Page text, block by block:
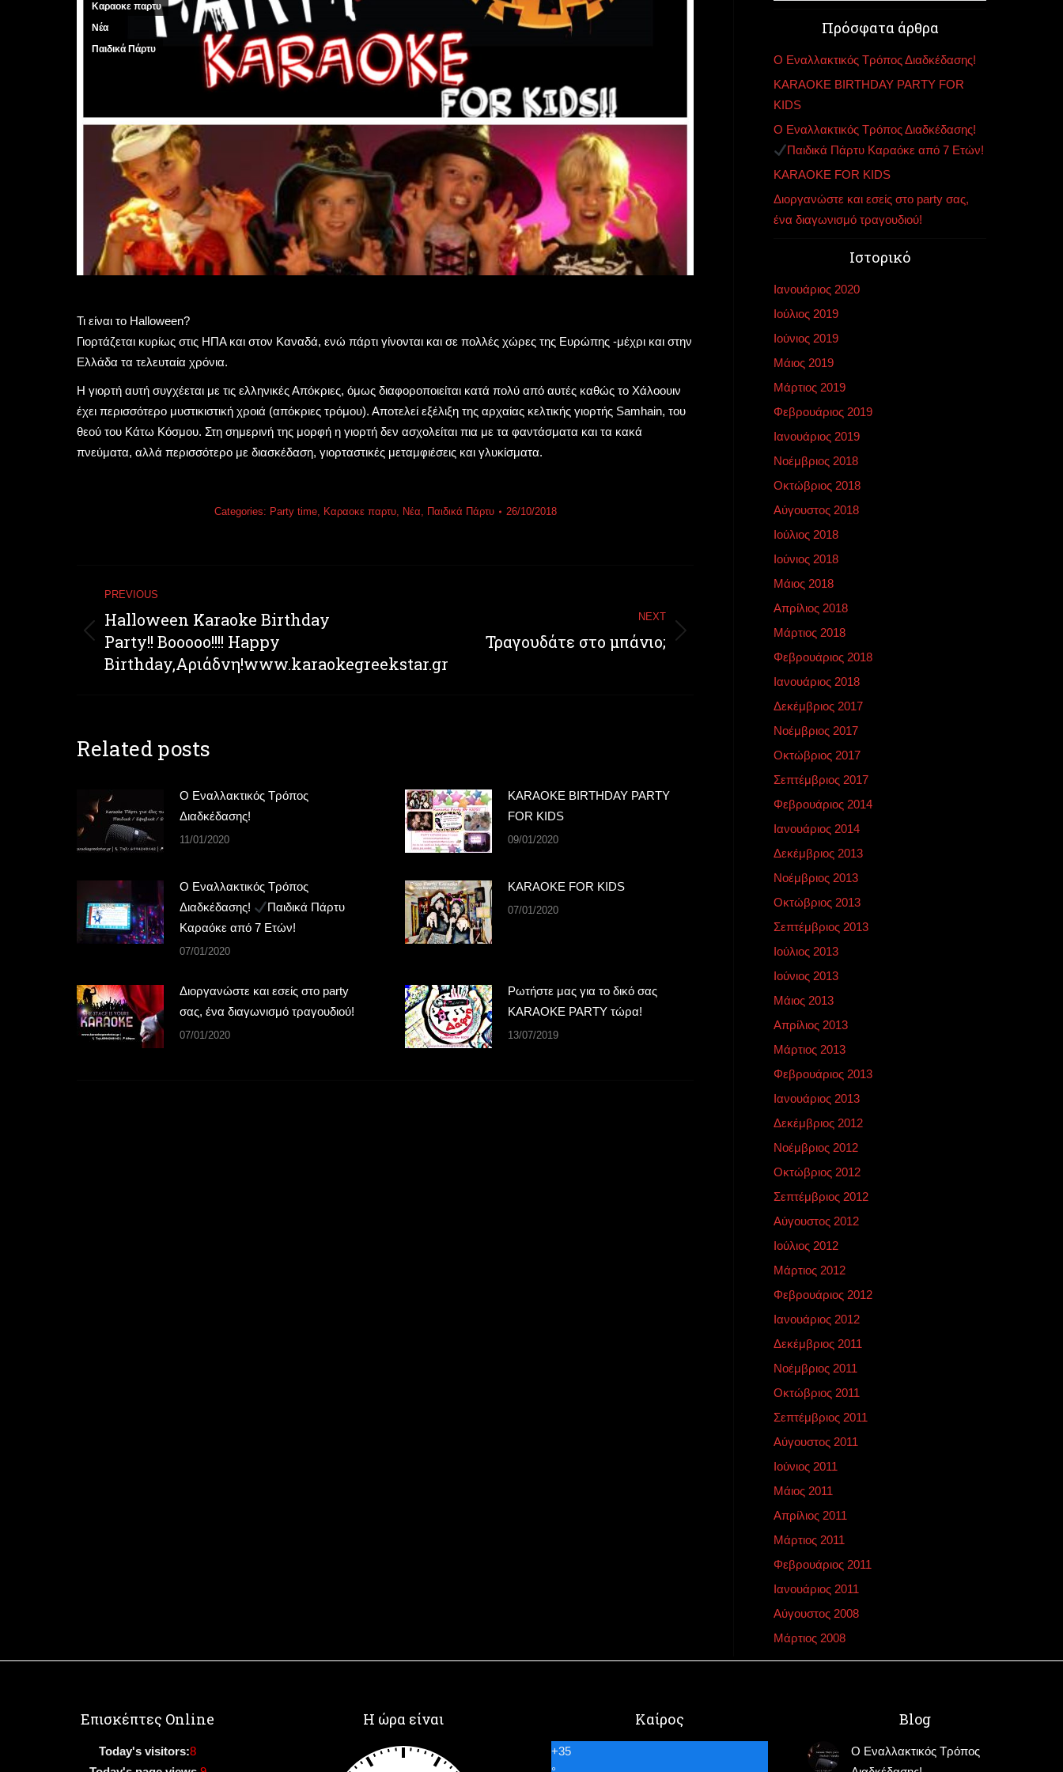
Καραοκε παρτυ
Νέα
Παιδικά Πάρτυ
Τι είναι το Halloween?
Γιορτάζεται κυρίως στις ΗΠΑ και στον Καναδά, ενώ πάρτι γίνονται και σε πολλές χώρες της Ευρώπης -μέχρι και στην
Ελλάδα τα τελευταία χρόνια.
Η γιορτή αυτή συγχέεται με τις ελληνικές Απόκριες, όμως διαφοροποιείται κατά πολύ από αυτές καθώς το Χάλοουιν
έχει περισσότερο μυστικιστική χροιά (απόκριες τρόμου). Αποτελεί εξέλιξη της αρχαίας κελτικής γιορτής Samhain, του
θεού του Κάτω Κόσμου. Στη σημερινή της μορφή η γιορτή δεν ασχολείται πια με τα φαντάσματα και τα κακά
πνεύματα, αλλά περισσότερο με διασκέδαση, γιορταστικές μεταμφιέσεις και γλυκίσματα.
Categories: Party time, Καραοκε παρτυ, Νέα, Παιδικά Πάρτυ 26/10/2018
Post
navigation
PREVIOUS
Previous
post:
Halloween Karaoke Birthday
Party!! Booooo!!!! Happy
Birthday,Αριάδνη!www.karaokegreekstar.gr
NEXT
post:
Τραγουδάτε στο μπάνιο;
Related posts
Ο Εναλλακτικός Τρόπος
Διαδκέδασης!
11/01/2020
KARAOKE BIRTHDAY PARTY
FOR KIDS
09/01/2020
Ο Εναλλακτικός Τρόπος
Διαδκέδασης!
Παιδικά Πάρτυ
Καραόκε από 7 Ετών!
07/01/2020
KARAOKE FOR KIDS
07/01/2020
Διοργανώστε και εσείς στο party
σας, ένα διαγωνισμό τραγουδιού!
07/01/2020
Ρωτήστε μας για το δικό σας
KARAOKE PARTY τώρα!
13/07/2019
Πρόσφατα άρθρα
Ο Εναλλακτικός Τρόπος Διαδκέδασης!
KARAOKE BIRTHDAY PARTY FOR
KIDS
Ο Εναλλακτικός Τρόπος Διαδκέδασης!
Παιδικά Πάρτυ Καραόκε από 7 Ετών!
KARAOKE FOR KIDS
Διοργανώστε και εσείς στο party σας,
ένα διαγωνισμό τραγουδιού!
Ιστορικό
Ιανουάριος 2020
Ιούλιος 2019
Ιούνιος 2019
Μάιος 2019
Μάρτιος 2019
Φεβρουάριος 2019
Ιανουάριος 2019
Νοέμβριος 2018
Οκτώβριος 2018
Αύγουστος 2018
Ιούλιος 2018
Ιούνιος 2018
Μάιος 2018
Απρίλιος 2018
Μάρτιος 2018
Φεβρουάριος 2018
Ιανουάριος 2018
Δεκέμβριος 2017
Νοέμβριος 2017
Οκτώβριος 2017
Σεπτέμβριος 2017
Φεβρουάριος 2014
Ιανουάριος 2014
Δεκέμβριος 2013
Νοέμβριος 2013
Οκτώβριος 2013
Σεπτέμβριος 2013
Ιούλιος 2013
Ιούνιος 2013
Μάιος 2013
Απρίλιος 2013
Μάρτιος 2013
Φεβρουάριος 2013
Ιανουάριος 2013
Δεκέμβριος 2012
Νοέμβριος 2012
Οκτώβριος 2012
Σεπτέμβριος 2012
Αύγουστος 2012
Ιούλιος 2012
Μάρτιος 2012
Φεβρουάριος 2012
Ιανουάριος 2012
Δεκέμβριος 2011
Νοέμβριος 2011
Οκτώβριος 2011
Σεπτέμβριος 2011
Αύγουστος 2011
Ιούνιος 2011
Μάιος 2011
Απρίλιος 2011
Μάρτιος 2011
Φεβρουάριος 2011
Ιανουάριος 2011
Αύγουστος 2008
Μάρτιος 2008
Επισκέπτες Online
Today's visitors:8
Η ώρα είναι Καίρος
+35
Blog
Ο Εναλλακτικός Τρόπος